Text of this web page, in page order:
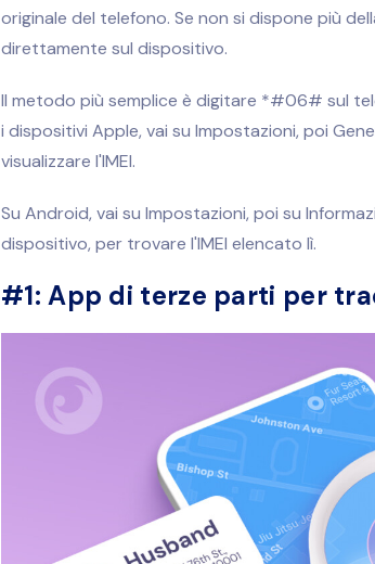
originale del telefono. Se non si dispone più
direttamente sul dispositivo.
Il metodo più semplice è digitare *#06# sul
i dispositivi Apple, vai su Impostazioni, poi
visualizzare l'IMEI.
Su Android, vai su Impostazioni, poi su
dispositivo, per trovare l'IMEI elencato lì.
#1: App di terze parti per